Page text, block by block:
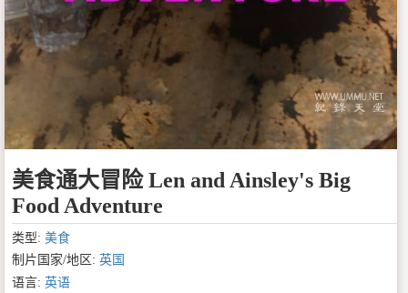
美食通大冒险 Len and Ainsley's Big
Food Adventure
类型: 美食
制片国家/地区: 英国
语言: 英语